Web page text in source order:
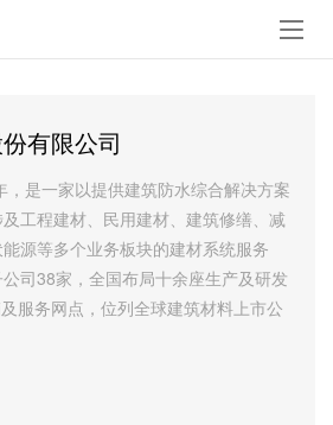
有限公司
是一家以提供建筑防水综合解决方案
工程建材、民用建材、建筑修缮、减
源等多个业务板块的建材系统服务
司38家，全国布局十余座生产及研发
服务网点，位列全球建筑材料上市公